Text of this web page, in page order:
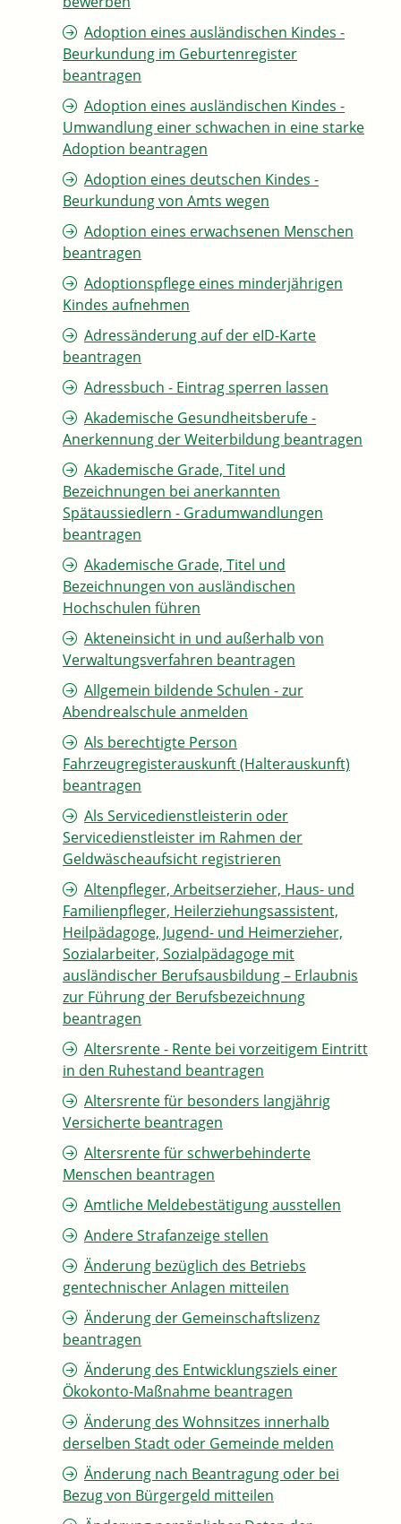
Adoption eines ausländischen Kindes -
Beurkundung im Geburtenregister
beantragen
Adoption eines ausländischen Kindes -
Umwandlung einer schwachen in eine starke
Adoption beantragen
Adoption eines deutschen Kindes -
Beurkundung von Amts wegen
Adoption eines erwachsenen Menschen
beantragen
Adoptionspflege eines minderjährigen
Kindes aufnehmen
Adressänderung auf der eID-Karte
beantragen
Adressbuch - Eintrag sperren lassen
Akademische Gesundheitsberufe -
Anerkennung der Weiterbildung beantragen
Akademische Grade, Titel und
Bezeichnungen bei anerkannten
Spätaussiedlern - Gradumwandlungen
beantragen
Akademische Grade, Titel und
Bezeichnungen von ausländischen
Hochschulen führen
Akteneinsicht in und außerhalb von
Verwaltungsverfahren beantragen
Allgemein bildende Schulen - zur
Abendrealschule anmelden
Als berechtigte Person
Fahrzeugregisterauskunft (Halterauskunft)
beantragen
Als Servicedienstleisterin oder
Servicedienstleister im Rahmen der
Geldwäscheaufsicht registrieren
Altenpfleger, Arbeitserzieher, Haus- und
Familienpfleger, Heilerziehungsassistent,
Heilpädagoge, Jugend- und Heimerzieher,
Sozialarbeiter, Sozialpädagoge mit
ausländischer Berufsausbildung – Erlaubnis
zur Führung der Berufsbezeichnung
beantragen
Altersrente - Rente bei vorzeitigem Eintritt
in den Ruhestand beantragen
Altersrente für besonders langjährig
Versicherte beantragen
Altersrente für schwerbehinderte
Menschen beantragen
Amtliche Meldebestätigung ausstellen
Andere Strafanzeige stellen
Änderung bezüglich des Betriebs
gentechnischer Anlagen mitteilen
Änderung der Gemeinschaftslizenz
beantragen
Änderung des Entwicklungsziels einer
Ökokonto-Maßnahme beantragen
Änderung des Wohnsitzes innerhalb
derselben Stadt oder Gemeinde melden
Änderung nach Beantragung oder bei
Bezug von Bürgergeld mitteilen